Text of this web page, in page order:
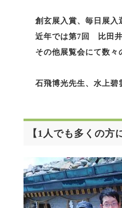
創玄展入賞、毎日展入
近年では第7回 比田
その他展覧会にて数々
石飛博光先生、水上碧
【1人でも多くの方